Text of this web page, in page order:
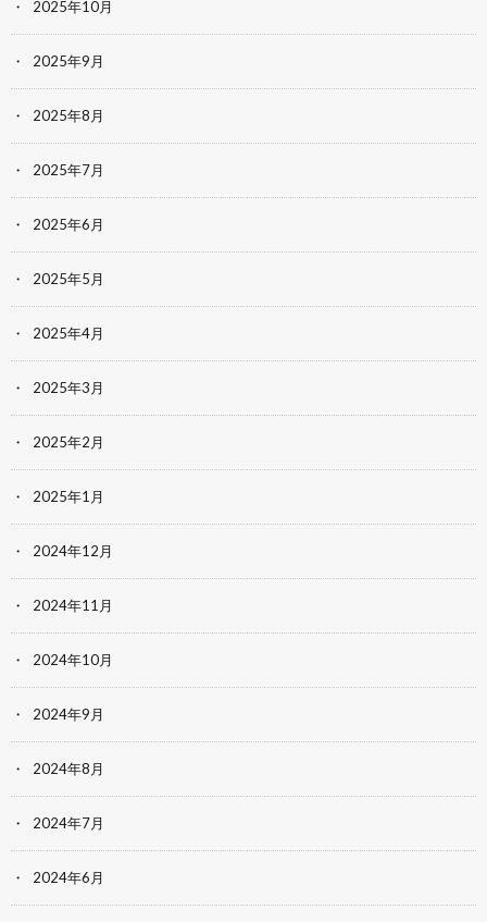
2025年10月
2025年9月
2025年8月
2025年7月
2025年6月
2025年5月
2025年4月
2025年3月
2025年2月
2025年1月
2024年12月
2024年11月
2024年10月
2024年9月
2024年8月
2024年7月
2024年6月